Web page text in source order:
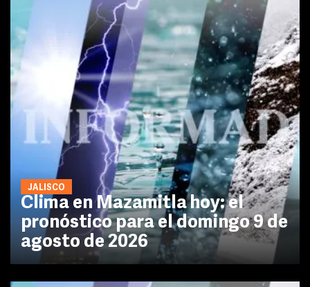
JALISCO
Clima en Mazamitla hoy: el
pronóstico para el domingo 9 de
agosto de 2026